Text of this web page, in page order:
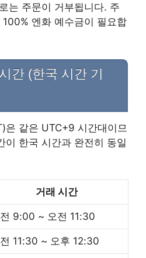
는 주문이 거부됩니다. 주
엔화 예수금이 필요합
간 (한국 시간 기
은 같은 UTC+9 시간대이므
이 한국 시간과 완전히 동일
거래 시간
9:00 ~ 오전 11:30
11:30 ~ 오후 12:30